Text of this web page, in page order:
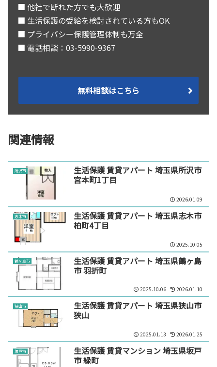
■ 他社で断れた方でも大歓迎
■ 生活保護の受給を検討されている方もOK
■ プライバシー保護管理体制も万全
■ 電話相談：03-5990-9367
無料相談はこちら
関連情報
所沢市
生活保護 賃貸アパート 埼玉県所沢市
宮本町1丁目
2026.01.09
志木市
生活保護 賃貸アパート 埼玉県志木市
柏町4丁目
2025.10.05
鶴ヶ島市
生活保護 賃貸アパート 埼玉県鶴ヶ島
市 羽折町
2025.10.06 2026.01.10
狭山市
生活保護 賃貸アパート 埼玉県狭山市
狭山
2025.01.13 2026.01.25
坂戸市
生活保護 賃貸マンション 埼玉県坂戸
市 緑町